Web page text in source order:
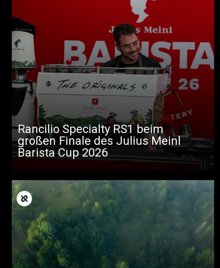
Rancilio Specialty RS1 beim
großen Finale des Julius Meinl
Barista Cup 2026
Alle